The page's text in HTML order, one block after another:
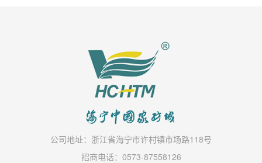
公司地址：浙江省海宁市许村镇市场路118号
招商电话：0573-87558126